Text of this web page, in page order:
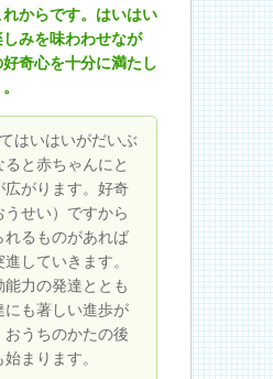
からです。はいはい
みを味わわせなが
奇心を十分に満たし
はいはいがだいぶ
ると赤ちゃんにと
広がります。好奇
せい）ですから
れるものがあれば
していきます。
能力の発達ととも
にも著しい進歩が
おうちのかたの後
まります。